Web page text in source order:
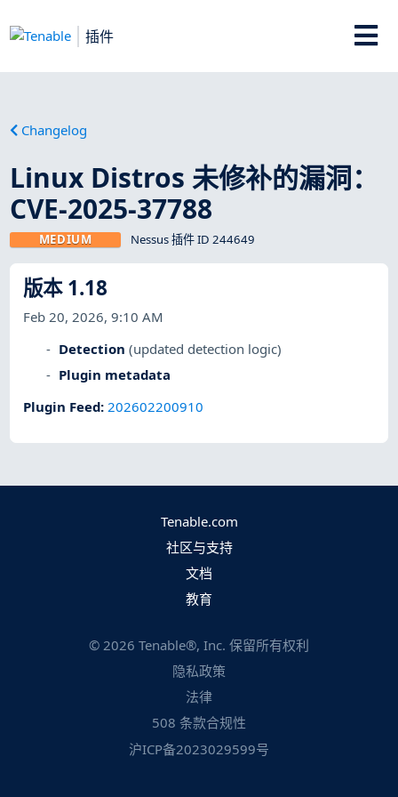
插件
Changelog
Linux Distros 未修补的漏洞：
CVE-2025-37788
MEDIUM Nessus 插件 ID 244649
版本 1.18
Feb 20, 2026, 9:10 AM
Detection (updated detection logic)
Plugin metadata
Plugin Feed:202602200910
Tenable.com
社区与支持
文档
教育
© 2026 Tenable®, Inc. 保留所有权利
隐私政策
法律
508 条款合规性
沪ICP备2023029599号